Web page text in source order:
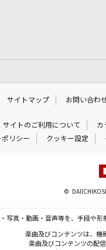
サイトマップ お問い合わ
サイトのご利用について カ
リシー
クッキー設定
©
写真・動画・音声等を、手段や
楽曲及びコンテンツは、機
楽曲及びコンテンツの配